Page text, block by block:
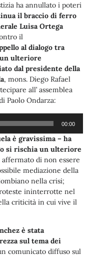
ha annullato i poteri
il braccio di ferro
Luisa Ortega
il
al dialogo tra
ulteriore
dal presidente della
, mons. Diego Rafael
all’ assemblea
Paolo Ondarza:
00:00
è gravissima – ha
si rischia un ulteriore
affermato di non essere
mediazione della
nella crisi;
ininterrotte nel
criticità in cui vive il
è stata
sul tema dei
comunicato diffuso sul